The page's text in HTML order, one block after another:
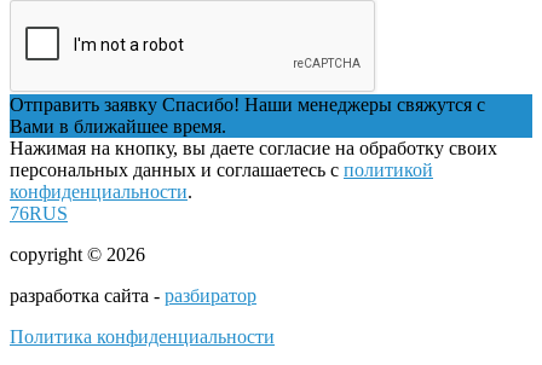
Отправить заявку Спасибо! Наши менеджеры свяжутся с
Вами в ближайшее время.
Нажимая на кнопку, вы даете согласие на обработку своих
персональных данных и соглашаетесь с политикой
конфиденциальности.
76RUS
copyright © 2026
разработка сайта - разбиратор
Политика конфиденциальности